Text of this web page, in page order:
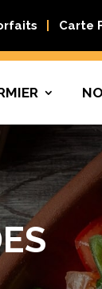
Carte